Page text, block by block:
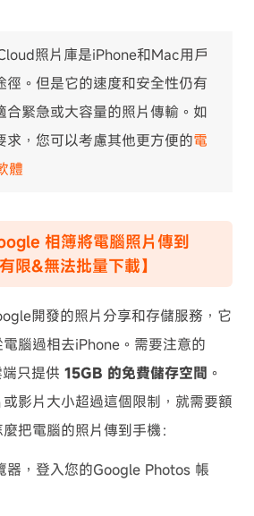
照片庫是iPhone和Mac用戶
徑。但是它的速度和安全性仍有
合緊急或大容量的照片傳輸。如
求，您可以考慮其他更方便的電
體
相簿將電腦照片傳到
限&無法批量下載】
開發的照片分享和存儲服務，它
腦過相去iPhone。需要注意的
只提供 15GB 的免費儲存空間 。
影片大小超過這個限制，就需要額
把電腦的照片傳到手機：
器，登入您的Google Photos 帳